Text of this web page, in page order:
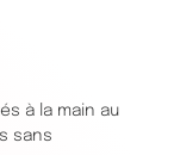
à la main au
sans